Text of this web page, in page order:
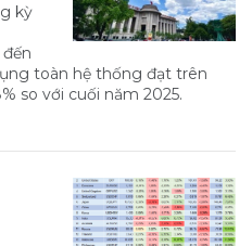
kỳ
toàn hệ thống đạt trên
so với cuối năm 2025.